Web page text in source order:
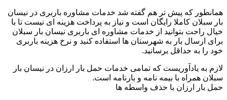
همانطور که پیش تر هم گفته شد خدمات مشاوره باربری در نیسان
بار سبلان کاملا رایگان است و نیاز به پرداخت هزینه ای نیست تا با
خیال راحت بتوانید از خدمات مشاوره ای باربری نیسان بار سبلان
برای ارسال بار به شهرستان ها استفاده کنید و نرخ هزینه باربری
خود را به حداقل برسانید.
لازم به یادآوریست که تمامی خدمات حمل بار ارزان در نیسان بار
سبلان همراه با بیمه نامه و بارنامه است.
حمل بار ارزان با حذف واسطه ها